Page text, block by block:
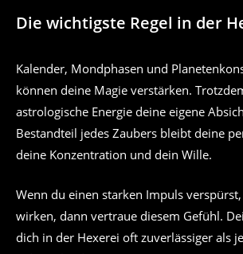
Die wichtigste Regel in der
Kalender, Mondphasen und
können deine Magie verstärken.
astrologische Energie deine eigene
Bestandteil jedes Zaubers bleibt deine
deine Konzentration und dein Wille.
Wenn du einen starken Impuls
wirken, dann vertraue diesem Gefühl.
dich in der Hexerei oft zuverlässiger als